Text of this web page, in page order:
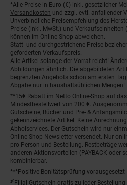
Fußnoten
*Alle Preise in Euro (€) inkl. gesetzlicher
Versandkosten und zzgl. evtl. anfallender
Unverbindliche Preisempfehlung des
Preise (inkl. MwSt.) und
können im Online-Shop abweichen.
Statt- und durchgestrichene Preise
geforderten Verkaufspreis.
Alle Artikel solange der Vorrat reicht!
Abbildungen ähnlich. Die abgebildeten
begrenzten Angebots schon am ersten
Abgabe nur in haushaltsüblichen Mengen!
**15€ Rabatt im Netto Online-Shop auf
Mindestbestellwert von 200 €.
Gutscheine, Bücher und Pre- &
gekennzeichnete Artikel. Keine
Abholservices. Der Gutschein wird nur
Online-Shop-Newsletter versendet. Nur
pro Person und Bestellung. Restbeträge
anderen Aktionsvorteilen (PAYBACK oder
kombinierbar.
***Positive Bonitätsprüfung vorausgesetzt
²⁰Filial-Gutschein gratis zu jeder